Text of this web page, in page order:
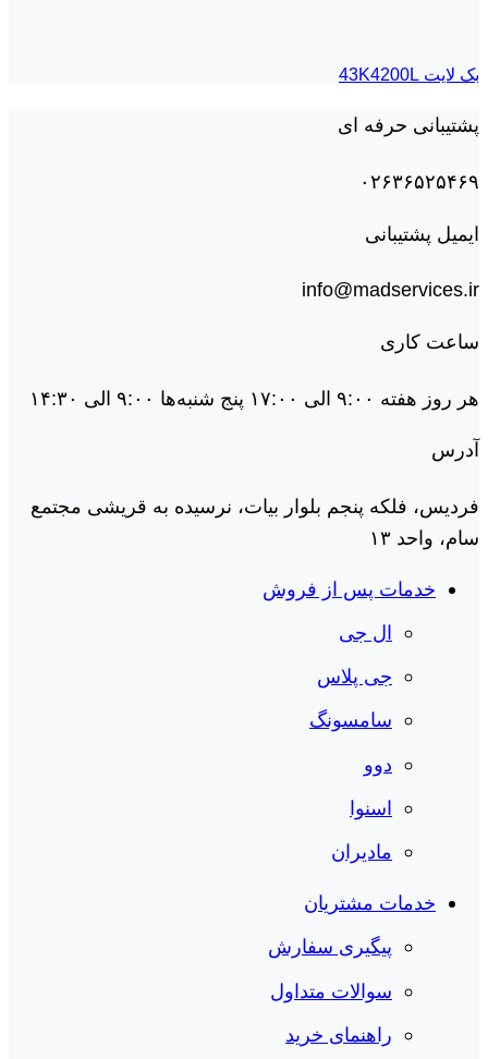
بک لايت 43K4200L
پشتیبانی حرفه ای
۰۲۶۳۶۵۲۵۴۶۹
ایمیل پشتیبانی
info@madservices.ir
ساعت کاری
هر روز هفته ۹:۰۰ الی ۱۷:۰۰ پنج شنبه‌ها ۹:۰۰ الی ۱۴:۳۰
آدرس
فردیس، فلکه پنجم بلوار بیات، نرسیده به قریشی مجتمع
سام، واحد ۱۳
خدمات پس از فروش
ال جی
جی پلاس
سامسونگ
دوو
اسنوا
مادیران
خدمات مشتریان
پیگیری سفارش
سوالات متداول
راهنمای خرید